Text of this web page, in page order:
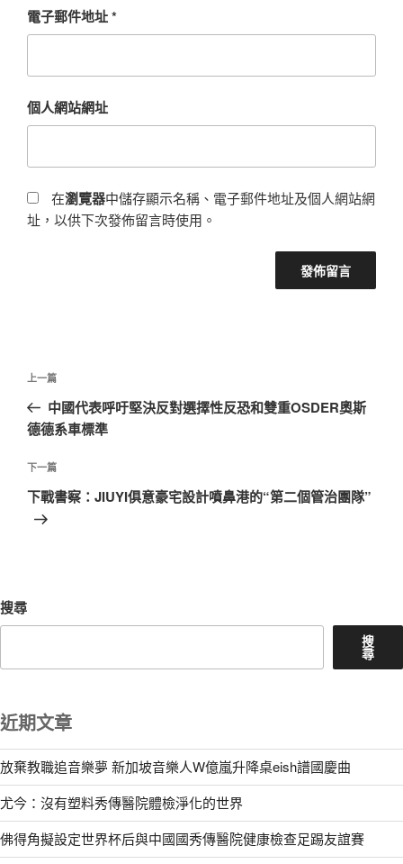
電子郵件地址*
個人網站網址
在瀏覽器中儲存顯示名稱、電子郵件地址及個人網站網
址，以供下次發佈留言時使用。
文
導
覽
上
一
篇
章
上一篇
中國代表呼吁堅決反對選擇性反恐和雙重OSDER奧斯
德德系車標準
下
一
下一篇
下戰書察：JIUYI俱意豪宅設計噴鼻港的“第二個管治團隊”
搜尋
搜
尋
近期文章
放棄教職追音樂夢 新加坡音樂人W億嵐升降桌eish譜國慶曲
尤今：沒有塑料秀傳醫院體檢淨化的世界
佛得角擬設定世界杯后與中國國秀傳醫院健康檢查足踢友誼賽